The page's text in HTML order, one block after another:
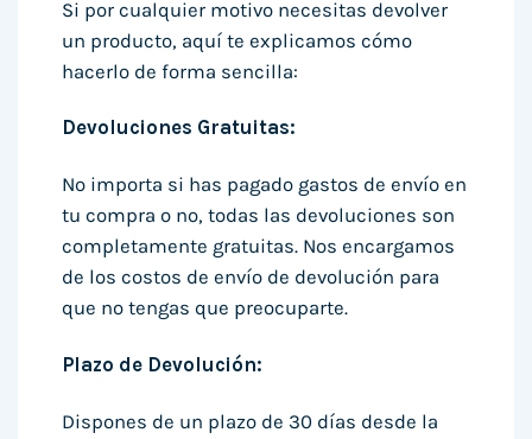
Si por cualquier motivo necesitas devolver
un producto, aquí te explicamos cómo
hacerlo de forma sencilla:
Devoluciones Gratuitas:
No importa si has pagado gastos de envío en
tu compra o no, todas las devoluciones son
completamente gratuitas. Nos encargamos
de los costos de envío de devolución para
que no tengas que preocuparte.
Plazo de Devolución:
Dispones de un plazo de 30 días desde la